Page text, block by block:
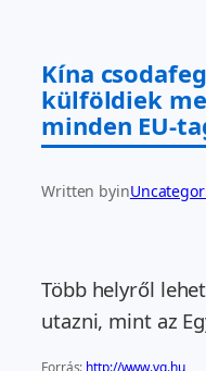
Kína
külföldiek
minden EU-
Written byin
Több helyről
utazni, mint az
Forrás: http://www.vg.hu